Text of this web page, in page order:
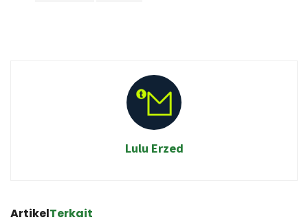
Lulu Erzed
ArtikelTerkait